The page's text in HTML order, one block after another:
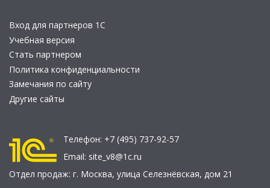
Вход для партнеров 1С
Учебная версия
Стать партнером
Политика конфиденциальности
Замечания по сайту
Другие сайты
Телефон: +7 (495) 737-92-57
Email: site_v8@1c.ru
Отдел продаж: г. Москва, улица Селезнёвская, дом 21